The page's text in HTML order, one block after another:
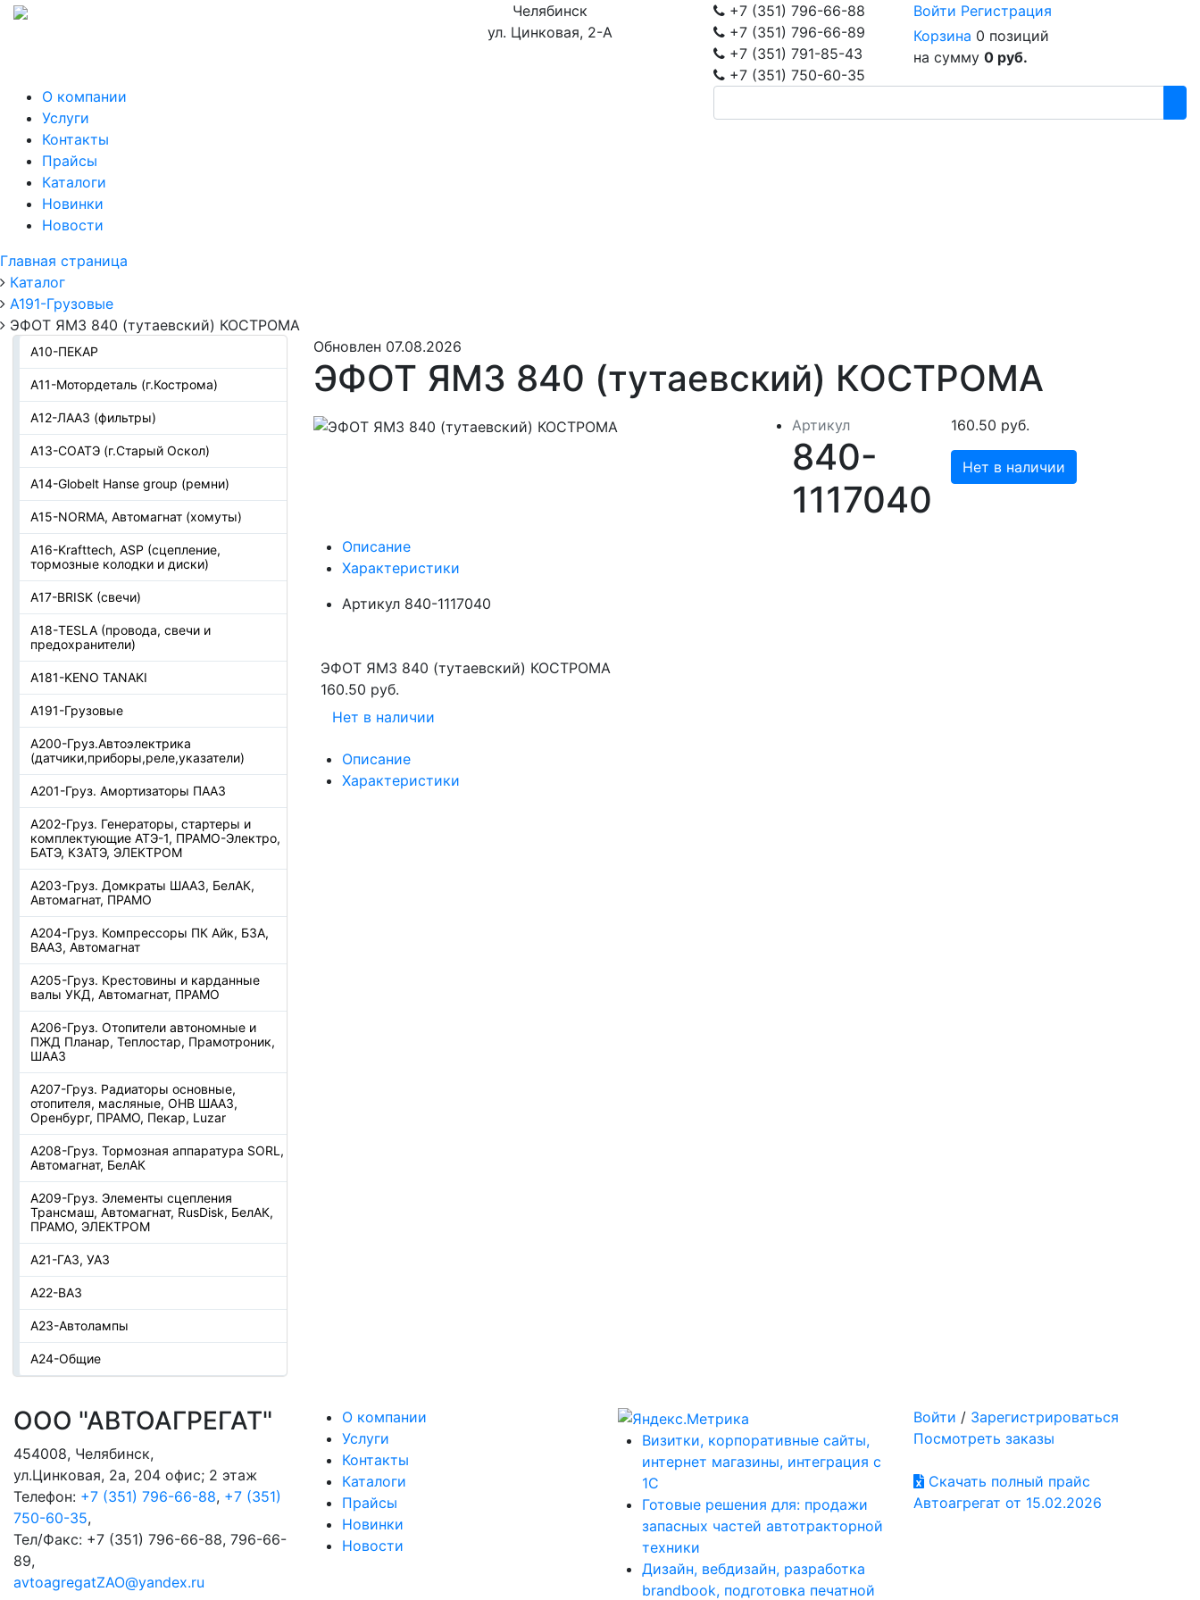
Челябинск
ул. Цинковая, 2-А
+7 (351) 796-66-88
+7 (351) 796-66-89
+7 (351) 791-85-43
+7 (351) 750-60-35
Войти Регистрация
Корзина 0 позиций
на сумму 0 руб.
О компании
Услуги
Контакты
Прайсы
Каталоги
Новинки
Новости
Главная страница
Каталог
А191-Грузовые
ЭФОТ ЯМЗ 840 (тутаевский) КОСТРОМА
А10-ПЕКАР
А11-Мотордеталь (г.Кострома)
А12-ЛААЗ (фильтры)
А13-СОАТЭ (г.Старый Оскол)
А14-Globelt Hanse group (ремни)
А15-NORMA, Автомагнат (хомуты)
А16-Krafttech, ASP (сцепление,
тормозные колодки и диски)
А17-BRISK (свечи)
А18-TESLA (провода, свечи и
предохранители)
А181-KENO TANAKI
А191-Грузовые
А200-Груз.Автоэлектрика
(датчики,приборы,реле,указатели)
А201-Груз. Амортизаторы ПААЗ
А202-Груз. Генераторы, стартеры и
комплектующие АТЭ-1, ПРАМО-Электро,
БАТЭ, КЗАТЭ, ЭЛЕКТРОМ
А203-Груз. Домкраты ШААЗ, БелАК,
Автомагнат, ПРАМО
А204-Груз. Компрессоры ПК Айк, БЗА,
ВААЗ, Автомагнат
А205-Груз. Крестовины и карданные
валы УКД, Автомагнат, ПРАМО
А206-Груз. Отопители автономные и
ПЖД Планар, Теплостар, Прамотроник,
ШААЗ
А207-Груз. Радиаторы основные,
отопителя, масляные, ОНВ ШААЗ,
Оренбург, ПРАМО, Пекар, Luzar
А208-Груз. Тормозная аппаратура SORL,
Автомагнат, БелАК
А209-Груз. Элементы сцепления
Трансмаш, Автомагнат, RusDisk, БелАК,
ПРАМО, ЭЛЕКТРОМ
А21-ГАЗ, УАЗ
А22-ВАЗ
А23-Автолампы
А24-Общие
Обновлен 07.08.2026
ЭФОТ ЯМЗ 840 (тутаевский) КОСТРОМА
Артикул
840-
1117040
160.50 руб.
Нет в наличии
Описание
Характеристики
Артикул 840-1117040
ЭФОТ ЯМЗ 840 (тутаевский) КОСТРОМА
160.50 руб.
Нет в наличии
Описание
Характеристики
ООО "АВТОАГРЕГАТ"
454008, Челябинск,
ул.Цинковая, 2а, 204 офис; 2 этаж
Телефон: +7 (351) 796-66-88, +7 (351)
750-60-35,
Тел/Факс: +7 (351) 796-66-88, 796-66-
89,
avtoagregatZAO@yandex.ru
О компании
Услуги
Контакты
Каталоги
Прайсы
Новинки
Новости
Визитки, корпоративные сайты,
интернет магазины, интеграция с
1С
Готовые решения для: продажи
запасных частей автотракторной
техники
Дизайн, вебдизайн, разработка
brandbook, подготовка печатной
Войти / Зарегистрироваться
Посмотреть заказы
Скачать полный прайс
Автоагрегат от 15.02.2026